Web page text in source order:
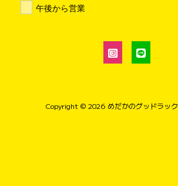
午後から営業
Copyright © 2026 めだかのグッドラック